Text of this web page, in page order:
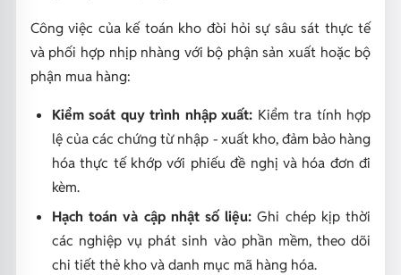
Công việc của kế toán kho đòi hỏi sự sâu sát thực tế
và phối hợp nhịp nhàng với bộ phận sản xuất hoặc bộ
phận mua hàng:
Kiểm soát quy trình nhập xuất: Kiểm tra tính hợp
lệ của các chứng từ nhập - xuất kho, đảm bảo hàng
hóa thực tế khớp với phiếu đề nghị và hóa đơn đi
kèm.
Hạch toán và cập nhật số liệu: Ghi chép kịp thời
các nghiệp vụ phát sinh vào phần mềm, theo dõi
chi tiết thẻ kho và danh mục mã hàng hóa.